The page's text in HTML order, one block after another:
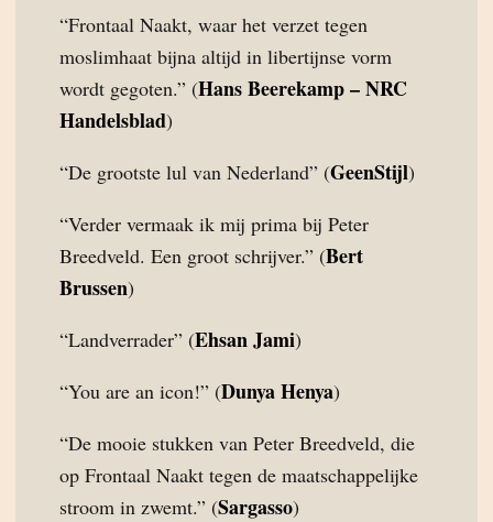
“Frontaal Naakt, waar het verzet tegen
moslimhaat bijna altijd in libertijnse vorm
wordt gegoten.” (Hans Beerekamp – NRC
Handelsblad)
“De grootste lul van Nederland” (GeenStijl)
“Verder vermaak ik mij prima bij Peter
Breedveld. Een groot schrijver.” (Bert
Brussen)
“Landverrader” (Ehsan Jami)
“You are an icon!” (Dunya Henya)
“De mooie stukken van Peter Breedveld, die
op Frontaal Naakt tegen de maatschappelijke
stroom in zwemt.” (Sargasso)